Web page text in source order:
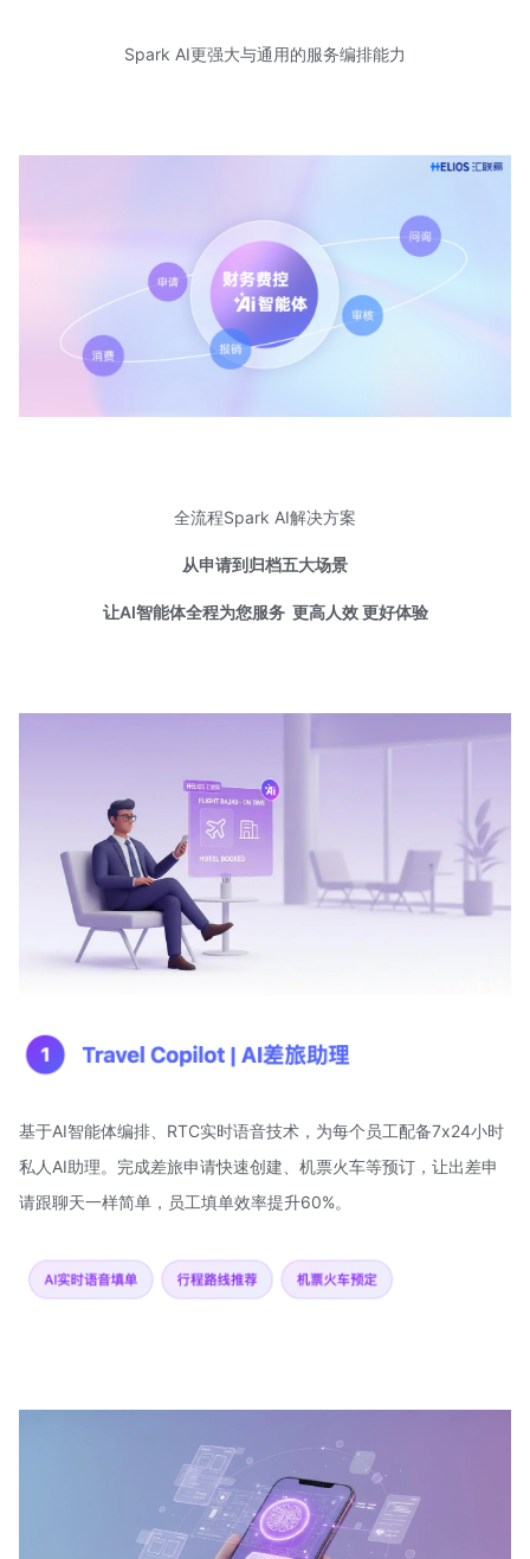
Spark AI更强大与通用的服务编排能力
全流程Spark AI解决方案
从申请到归档五大场景
让AI智能体全程为您服务 更高人效 更好体验
基于AI智能体编排、RTC实时语音技术，为每个员工配备7x24小时
私人AI助理。完成差旅申请快速创建、机票火车等预订，让出差申
请跟聊天一样简单，员工填单效率提升60%。